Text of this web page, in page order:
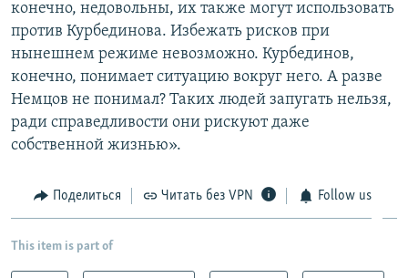
конечно, недовольны, их также могут использовать
против Курбединова. Избежать рисков при
нынешнем режиме невозможно. Курбединов,
конечно, понимает ситуацию вокруг него. А разве
Немцов не понимал? Таких людей запугать нельзя,
ради справедливости они рискуют даже
собственной жизнью».
Поделиться Читать без VPN Follow us
This item is part of